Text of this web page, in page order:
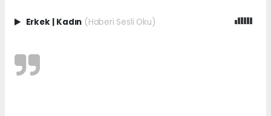
Erkek Kadın (Haberi Sesli Oku)